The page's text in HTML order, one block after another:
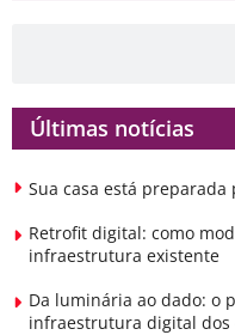
Últimas notícias
Sua casa está
Retrofit digital: como
infraestrutura existente
Da luminária ao dado: o
infraestrutura digital